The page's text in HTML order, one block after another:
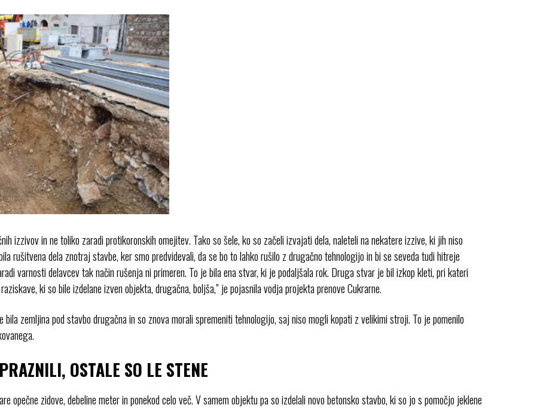
izzivov in ne toliko zaradi protikoronskih omejitev. Tako so šele, ko so začeli izvajati dela, naleteli na nekatere izzive, ki jih niso
rušitvena dela znotraj stavbe, ker smo predvidevali, da se bo to lahko rušilo z drugačno tehnologijo in bi se seveda tudi hitreje
varnosti delavcev tak način rušenja ni primeren. To je bila ena stvar, ki je podaljšala rok. Druga stvar je bil izkop kleti, pri kateri
ki so bile izdelane izven objekta, drugačna, boljša,” je pojasnila vodja projekta prenove Cukrarne.
zemljina pod stavbo drugačna in so znova morali spremeniti tehnologijo, saj niso mogli kopati z velikimi stroji. To je pomenilo
OSTALE SO LE STENE
opečne zidove, debeline meter in ponekod celo več. V samem objektu pa so izdelali novo betonsko stavbo, ki so jo s pomočjo jeklene